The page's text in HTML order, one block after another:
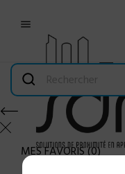

MES FAVORIS(0)